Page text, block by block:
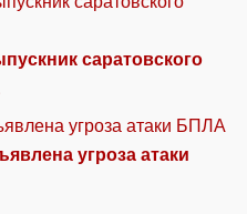
саратовского
угроза атаки